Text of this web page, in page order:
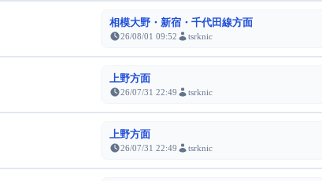
相模大野・新宿・千代田線方面
26/08/01 09:52 tsrknic
上野方面
26/07/31 22:49 tsrknic
上野方面
26/07/31 22:49 tsrknic